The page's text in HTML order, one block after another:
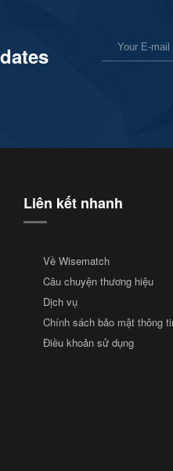
Liên kết nhanh
Về Wisematch
Câu chuyện thương hiệu
Dịch vụ
Chính sách bảo mật thông
Điều khoản sử dụng